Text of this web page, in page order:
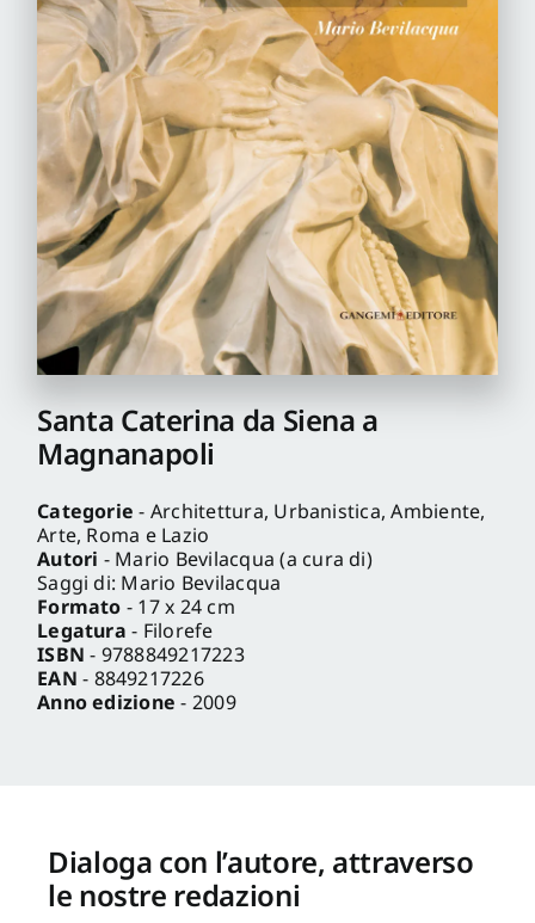
Santa Caterina da Siena a
Magnanapoli
Categorie - Architettura, Urbanistica, Ambiente,
Arte, Roma e Lazio
Autori - Mario Bevilacqua (a cura di)
Saggi di: Mario Bevilacqua
Formato - 17 x 24 cm
Legatura - Filorefe
ISBN - 9788849217223
EAN - 8849217226
Anno edizione - 2009
Dialoga con l’autore, attraverso
le nostre redazioni